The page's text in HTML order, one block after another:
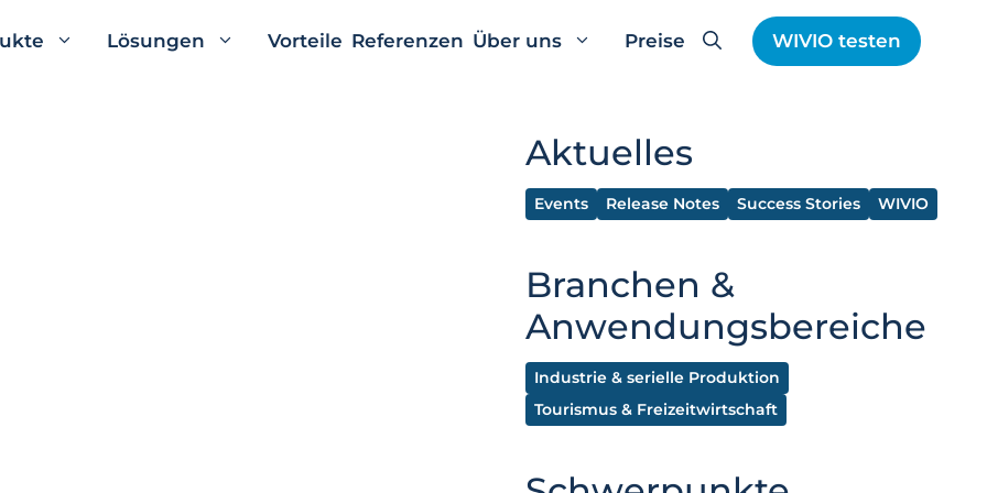
Lösungen Vorteile Referenzen Über uns Preise WIVIO testen
Aktuelles
Events Release Notes Success Stories WIVIO
Branchen &
Anwendungsbereiche
Industrie & serielle Produktion
Tourismus & Freizeitwirtschaft